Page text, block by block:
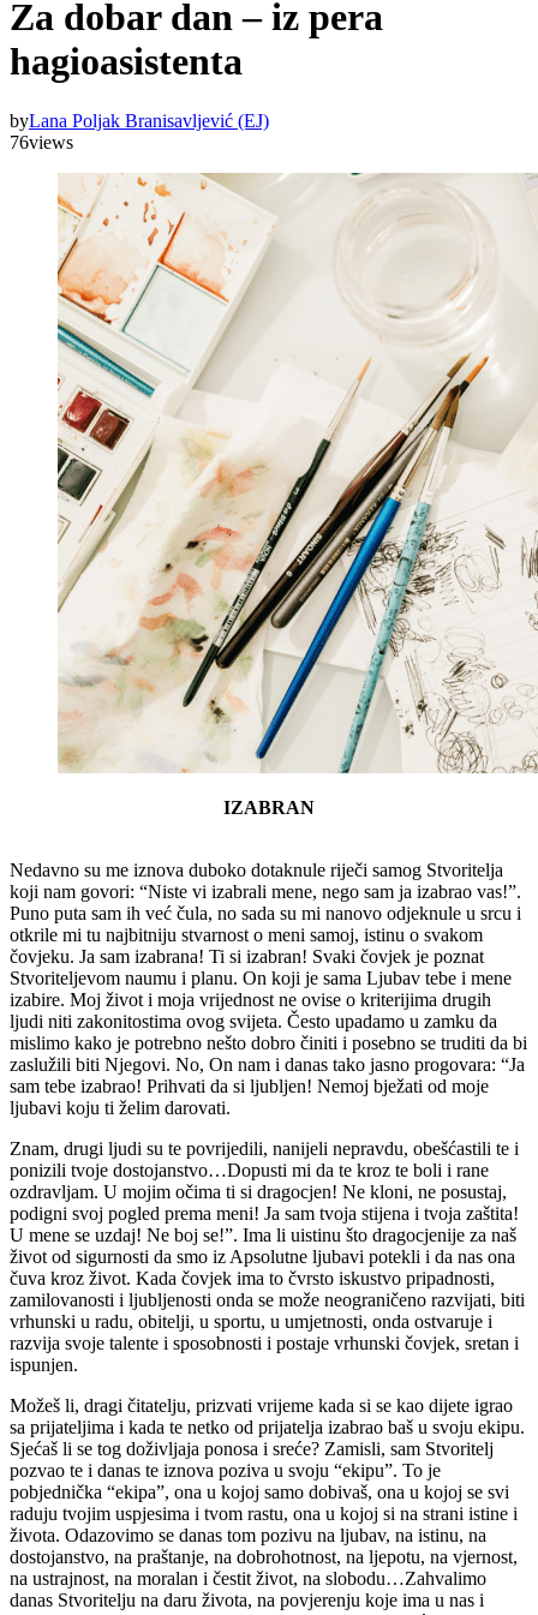
Za dobar dan – iz pera
hagioasistenta
byLana Poljak Branisavljević (EJ)
76views
IZABRAN
Nedavno su me iznova duboko dotaknule riječi samog Stvoritelja
koji nam govori: “Niste vi izabrali mene, nego sam ja izabrao vas!”.
Puno puta sam ih već čula, no sada su mi nanovo odjeknule u srcu i
otkrile mi tu najbitniju stvarnost o meni samoj, istinu o svakom
čovjeku. Ja sam izabrana! Ti si izabran! Svaki čovjek je poznat
Stvoriteljevom naumu i planu. On koji je sama Ljubav tebe i mene
izabire. Moj život i moja vrijednost ne ovise o kriterijima drugih
ljudi niti zakonitostima ovog svijeta. Često upadamo u zamku da
mislimo kako je potrebno nešto dobro činiti i posebno se truditi da bi
zaslužili biti Njegovi. No, On nam i danas tako jasno progovara: “Ja
sam tebe izabrao! Prihvati da si ljubljen! Nemoj bježati od moje
ljubavi koju ti želim darovati.
Znam, drugi ljudi su te povrijedili, nanijeli nepravdu, obešćastili te i
ponizili tvoje dostojanstvo…Dopusti mi da te kroz te boli i rane
ozdravljam. U mojim očima ti si dragocjen! Ne kloni, ne posustaj,
podigni svoj pogled prema meni! Ja sam tvoja stijena i tvoja zaštita!
U mene se uzdaj! Ne boj se!”. Ima li uistinu što dragocjenije za naš
život od sigurnosti da smo iz Apsolutne ljubavi potekli i da nas ona
čuva kroz život. Kada čovjek ima to čvrsto iskustvo pripadnosti,
zamilovanosti i ljubljenosti onda se može neograničeno razvijati, biti
vrhunski u radu, obitelji, u sportu, u umjetnosti, onda ostvaruje i
razvija svoje talente i sposobnosti i postaje vrhunski čovjek, sretan i
ispunjen.
Možeš li, dragi čitatelju, prizvati vrijeme kada si se kao dijete igrao
sa prijateljima i kada te netko od prijatelja izabrao baš u svoju ekipu.
Sjećaš li se tog doživljaja ponosa i sreće? Zamisli, sam Stvoritelj
pozvao te i danas te iznova poziva u svoju “ekipu”. To je
pobjednička “ekipa”, ona u kojoj samo dobivaš, ona u kojoj se svi
raduju tvojim uspjesima i tvom rastu, ona u kojoj si na strani istine i
života. Odazovimo se danas tom pozivu na ljubav, na istinu, na
dostojanstvo, na praštanje, na dobrohotnost, na ljepotu, na vjernost,
na ustrajnost, na moralan i čestit život, na slobodu…Zahvalimo
danas Stvoritelju na daru života, na povjerenju koje ima u nas i